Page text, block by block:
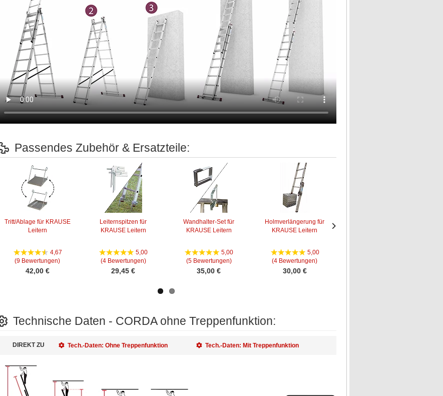
Passendes Zubehör & Ersatzteile:
Tritt/Ablage für KRAUSE
Leitern
4,67
(9 Bewertungen)
42,00 €
Leiternspitzen für
KRAUSE Leitern
5,00
(4 Bewertungen)
29,45 €
Wandhalter-Set für
KRAUSE Leitern
5,00
(5 Bewertungen)
35,00 €
Holmverlängerung für
KRAUSE Leitern
5,00
(4 Bewertungen)
30,00 €
Technische Daten - CORDA ohne Treppenfunktion:
DIREKT ZU Tech.-Daten: Ohne Treppenfunktion Tech.-Daten: Mit Treppenfunktion